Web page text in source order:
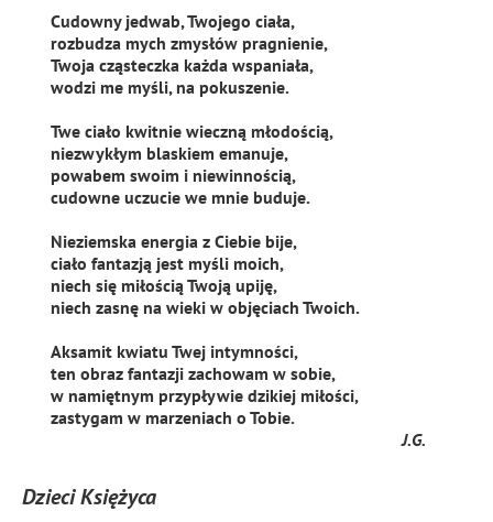
Cudowny jedwab, Twojego ciała,
rozbudza mych zmysłów pragnienie,
Twoja cząsteczka każda wspaniała,
wodzi me myśli, na pokuszenie.
Twe ciało kwitnie wieczną młodością,
niezwykłym blaskiem emanuje,
powabem swoim i niewinnością,
cudowne uczucie we mnie buduje.
Nieziemska energia z Ciebie bije,
ciało fantazją jest myśli moich,
niech się miłością Twoją upiję,
niech zasnę na wieki w objęciach Twoich.
Aksamit kwiatu Twej intymności,
ten obraz fantazji zachowam w sobie,
w namiętnym przypływie dzikiej miłości,
zastygam w marzeniach o Tobie.
J.G.
Dzieci Księżyca